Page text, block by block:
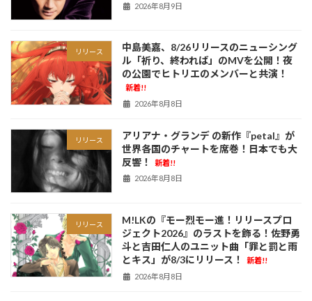
2026年8月9日
リリース
中島美嘉、8/26リリースのニューシング
ル「祈り、終われば」のMVを公開！夜
の公園でヒトリエのメンバーと共演！
新着!!
2026年8月8日
リリース
アリアナ・グランデ の新作『petal』が
世界各国のチャートを席巻！日本でも大
反響！
新着!!
2026年8月8日
リリース
M!LKの『モー烈モー進！リリースプロ
ジェクト2026』のラストを飾る！佐野勇
斗と吉田仁人のユニット曲「罪と罰と雨
とキス」が8/3にリリース！
新着!!
2026年8月8日